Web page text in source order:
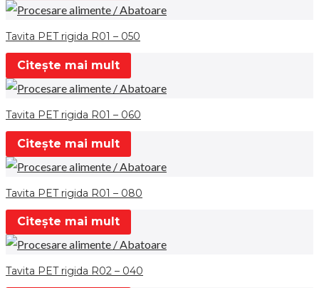
Tavita PET rigida R01 – 050
Citește mai mult
Tavita PET rigida R01 – 060
Citește mai mult
Tavita PET rigida R01 – 080
Citește mai mult
Tavita PET rigida R02 – 040